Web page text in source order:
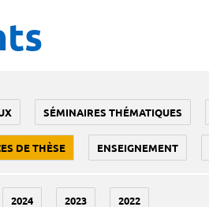
SÉMINAIRES THÉMATIQUES
DE THÈSE ENSEIGNEMENT
2024 2023 2022